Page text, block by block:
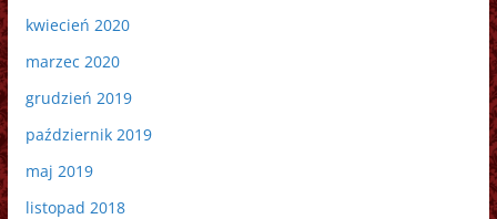
kwiecień 2020
marzec 2020
grudzień 2019
październik 2019
maj 2019
listopad 2018